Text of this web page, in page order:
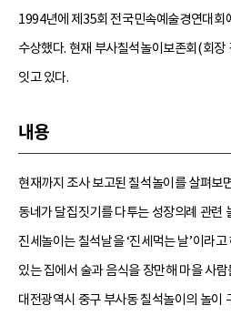
1994년에 제35회 전국민속예술경연대회
수상했다. 현재 부사칠석놀이보존회(회
잇고 있다.
내용
현재까지 조사 보고된 칠석놀이를 살펴보
동네가 달집짓기를 다투는 성장의례 관련
진세놀이는 칠석날을 ‘진세먹는 날’이라
있는 집에서 술과 음식을 장만해 마을 사
대전광역시 중구 부사동 칠석놀이의 놀이